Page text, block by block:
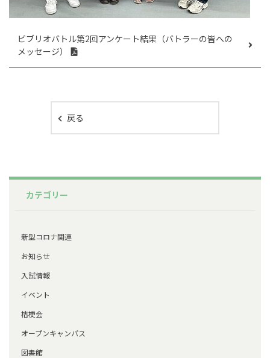
ビブリオバトル第2回アンケート結果（バトラーの皆への
メッセージ）
戻る
カテゴリー
新型コロナ関連
お知らせ
入試情報
イベント
桔梗会
オープンキャンパス
図書館